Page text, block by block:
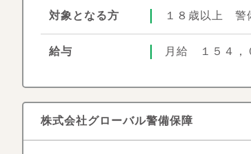
対象となる方 １８歳以上 警
給与 月給 １５４，
株式会社グローバル警備保障